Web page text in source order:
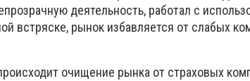
деятельность, работал с
встряске, рынок избавляется от слабых
очищение рынка от страховых